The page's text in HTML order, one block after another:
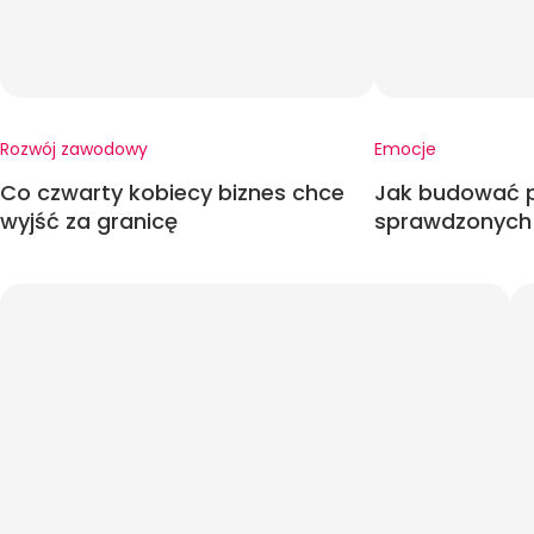
Rozwój zawodowy
Co czwarty kobiecy biznes chce
wyjść za granicę
Emocje
Jak budować